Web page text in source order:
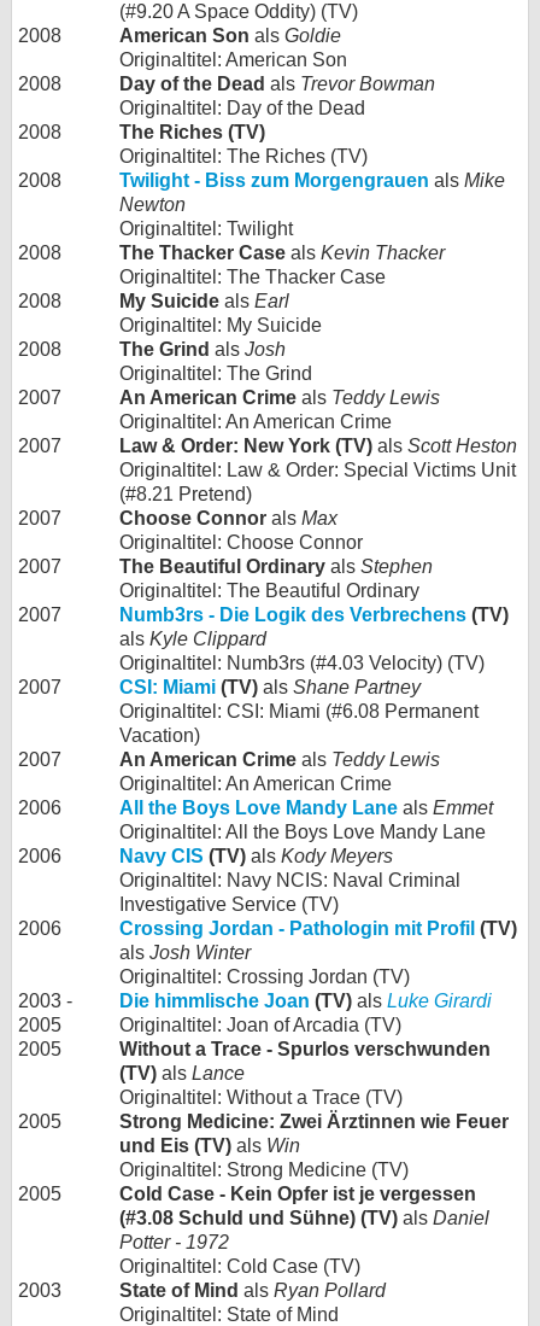
(#9.20 A Space Oddity) (TV)
2008
American Son als Goldie
Originaltitel: American Son
2008
Day of the Dead als Trevor Bowman
Originaltitel: Day of the Dead
2008
The Riches (TV)
Originaltitel: The Riches (TV)
2008
Twilight - Biss zum Morgengrauen als Mike
Newton
Originaltitel: Twilight
2008
The Thacker Case als Kevin Thacker
Originaltitel: The Thacker Case
2008
My Suicide als Earl
Originaltitel: My Suicide
2008
The Grind als Josh
Originaltitel: The Grind
2007
An American Crime als Teddy Lewis
Originaltitel: An American Crime
2007
Law & Order: New York (TV) als Scott Heston
Originaltitel: Law & Order: Special Victims Unit
(#8.21 Pretend)
2007
Choose Connor als Max
Originaltitel: Choose Connor
2007
The Beautiful Ordinary als Stephen
Originaltitel: The Beautiful Ordinary
2007
Numb3rs - Die Logik des Verbrechens (TV)
als Kyle Clippard
Originaltitel: Numb3rs (#4.03 Velocity) (TV)
2007
CSI: Miami (TV) als Shane Partney
Originaltitel: CSI: Miami (#6.08 Permanent
Vacation)
2007
An American Crime als Teddy Lewis
Originaltitel: An American Crime
2006
All the Boys Love Mandy Lane als Emmet
Originaltitel: All the Boys Love Mandy Lane
2006
Navy CIS (TV) als Kody Meyers
Originaltitel: Navy NCIS: Naval Criminal
Investigative Service (TV)
2006
Crossing Jordan - Pathologin mit Profil (TV)
als Josh Winter
Originaltitel: Crossing Jordan (TV)
2003 -
2005
Die himmlische Joan (TV) als Luke Girardi
Originaltitel: Joan of Arcadia (TV)
2005
Without a Trace - Spurlos verschwunden
(TV) als Lance
Originaltitel: Without a Trace (TV)
2005
Strong Medicine: Zwei Ärztinnen wie Feuer
und Eis (TV) als Win
Originaltitel: Strong Medicine (TV)
2005
Cold Case - Kein Opfer ist je vergessen
(#3.08 Schuld und Sühne) (TV) als Daniel
Potter - 1972
Originaltitel: Cold Case (TV)
2003
State of Mind als Ryan Pollard
Originaltitel: State of Mind